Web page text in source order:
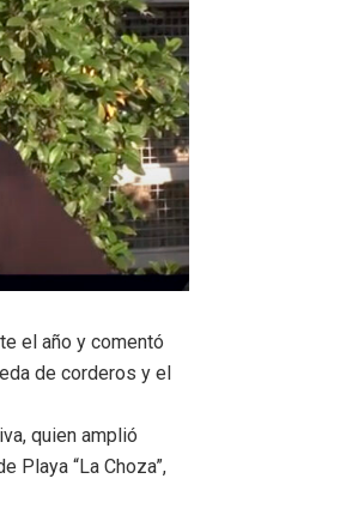
el año y comentó
de corderos y el
quien amplió
Playa “La Choza”,